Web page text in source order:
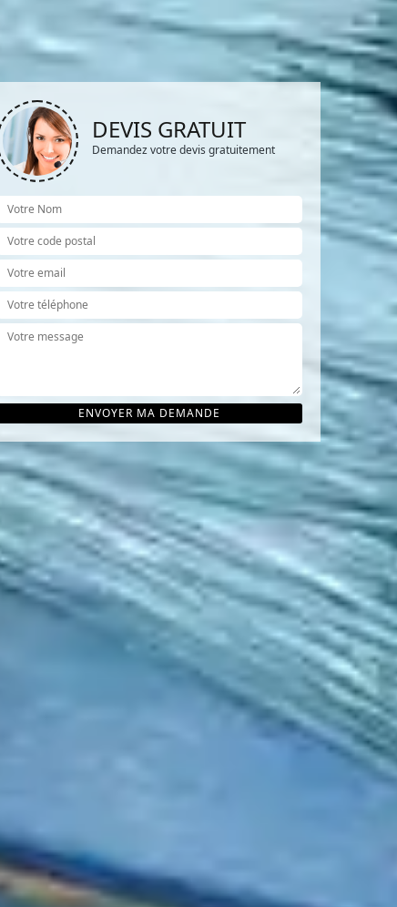
DEVIS GRATUIT
Demandez votre devis gratuitement